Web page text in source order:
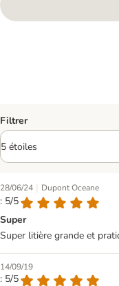
Filtrer
28/06/24 | Dupont Oceane
: 5/5
Super
Super litière grande et
14/09/19
: 5/5